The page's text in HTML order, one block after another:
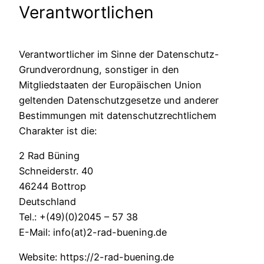
Verantwortlichen
Verantwortlicher im Sinne der Datenschutz-
Grundverordnung, sonstiger in den
Mitgliedstaaten der Europäischen Union
geltenden Datenschutzgesetze und anderer
Bestimmungen mit datenschutzrechtlichem
Charakter ist die:
2 Rad Büning
Schneiderstr. 40
46244 Bottrop
Deutschland
Tel.: +(49)(0)2045 – 57 38
E-Mail: info(at)2-rad-buening.de
Website: https://2-rad-buening.de